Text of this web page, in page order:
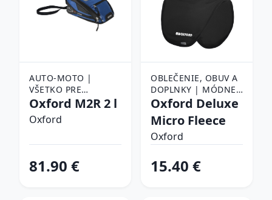
AUTO-MOTO |
VŠETKO PRE
MOTORKY |
MOTORKU |
MOTORKU | BRAŠNE
NA MOTORKU
Oxford M2R 2 l
Oxford
81.90 €
OBLEČENIE, OBUV A
DOPLNKY | MÓDNE
DOPLNKY | ŠATKY,
ŠATKY
Oxford Deluxe
Micro Fleece
Oxford
15.40 €